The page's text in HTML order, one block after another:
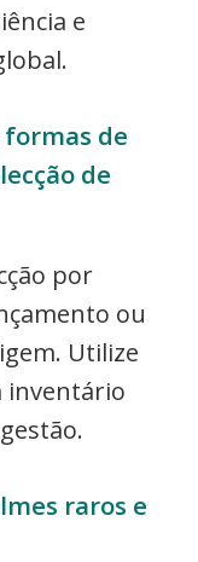
e
formas de
de
por
ou
Utilize
inventário
raros e